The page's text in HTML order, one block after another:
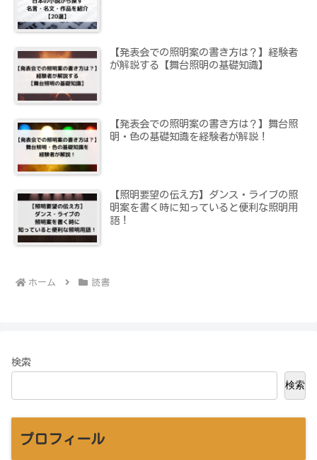
【発表会での照明案の書き方は？】経験者
が解説する【舞台照明の基礎知識】
【発表会での照明案の書き方は？】舞台照
明・色の基礎知識を経験者が解説！
【照明要望の伝え方】ダンス・ライブの照
明案を書く時に知っていると便利な照明用
語！
ホーム 読書
検索
検索
プロフィール